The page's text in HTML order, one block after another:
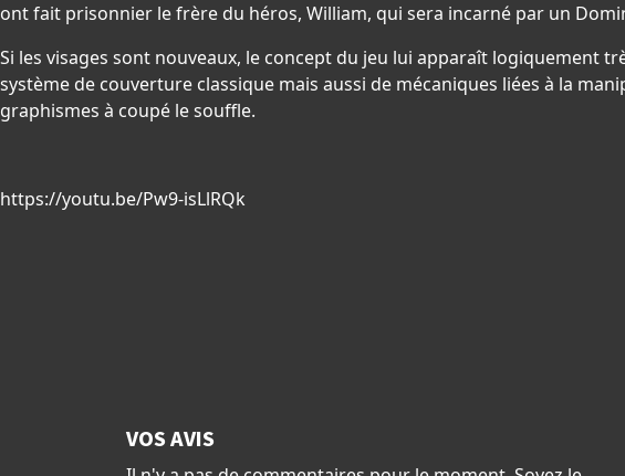
ont fait prisonnier le frère du héros, William, qui sera incarné par un
Si les visages sont nouveaux, le concept du jeu lui apparaît logiquement
système de couverture classique mais aussi de mécaniques liées à la
graphismes à coupé le souffle.
https://youtu.be/Pw9-isLlRQk
VOS AVIS